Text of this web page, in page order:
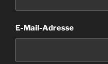
E-Mail-Adresse